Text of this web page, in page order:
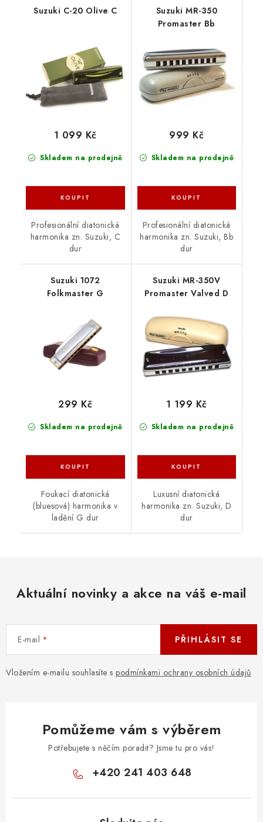
Suzuki C-20 Olive C
Skladem na prodejně
1 099 Kč
Profesionální diatonická
harmonika zn. Suzuki, C
dur
Suzuki MR-350
Promaster Bb
Skladem na prodejně
999 Kč
Profesionální diatonická
harmonika zn. Suzuki, Bb
dur
Suzuki 1072
Folkmaster G
Skladem na prodejně
299 Kč
Foukací diatonická
(bluesová) harmonika v
ladění G dur
Suzuki MR-350V
Promaster Valved D
Skladem na prodejně
1 199 Kč
Luxusní diatonická
harmonika zn. Suzuki, D
dur
Aktuální novinky a akce na váš e-mail
E-mail
Vložením e-mailu souhlasíte s podmínkami ochrany osobních údajů
PŘIHLÁSIT SE
Pomůžeme vám s výběrem
Potřebujete s něčím poradit? Jsme tu pro vás!
+420 241 403 648